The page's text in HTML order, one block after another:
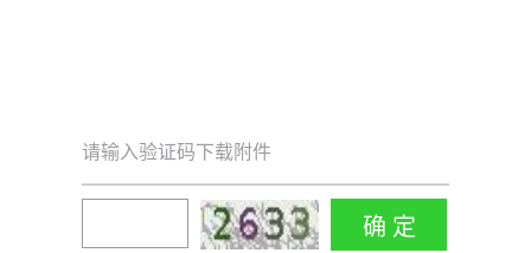
请输入验证码下载附件